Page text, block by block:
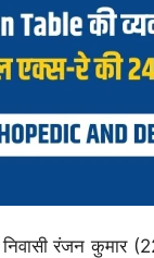
रंजन कुमार